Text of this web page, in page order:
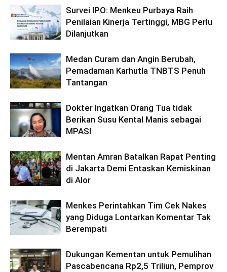
Survei IPO: Menkeu Purbaya Raih
Penilaian Kinerja Tertinggi, MBG Perlu
Dilanjutkan
Medan Curam dan Angin Berubah,
Pemadaman Karhutla TNBTS Penuh
Tantangan
Dokter Ingatkan Orang Tua tidak
Berikan Susu Kental Manis sebagai
MPASI
Mentan Amran Batalkan Rapat Penting
di Jakarta Demi Entaskan Kemiskinan
di Alor
Menkes Perintahkan Tim Cek Nakes
yang Diduga Lontarkan Komentar Tak
Berempati
Dukungan Kementan untuk Pemulihan
Pascabencana Rp2,5 Triliun, Pemprov